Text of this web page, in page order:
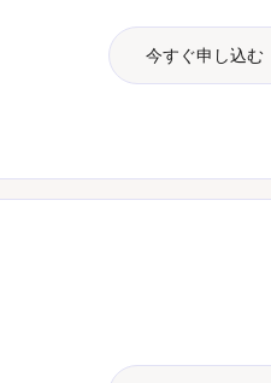
今すぐ申し込む